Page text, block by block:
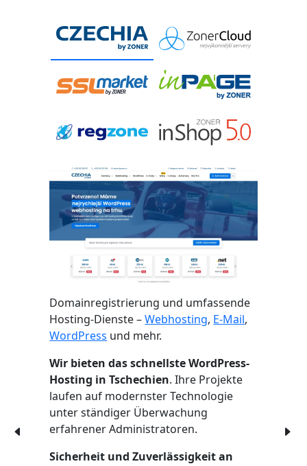
Domainregistrierung und umfassende
Hosting-Dienste –Webhosting, E-Mail,
WordPress und mehr.
Wir bieten das schnellste WordPress-
Hosting in Tschechien. Ihre Projekte
laufen auf modernster Technologie
unter ständiger Überwachung
erfahrener Administratoren.
Sicherheit und Zuverlässigkeit an